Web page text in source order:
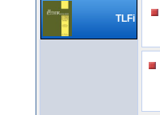
TLFi